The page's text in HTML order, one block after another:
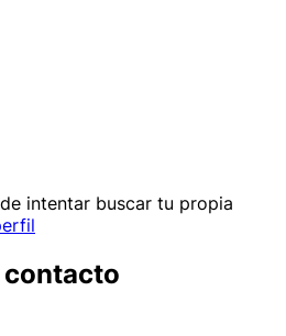
intentar buscar tu propia